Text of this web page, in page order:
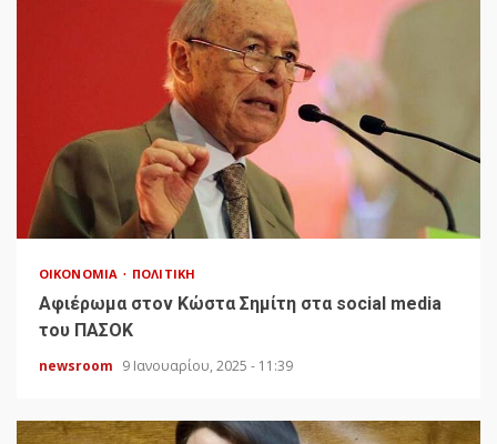
ΟΙΚΟΝΟΜΊΑ ΠΟΛΙΤΙΚΉ
Αφιέρωμα στον Κώστα Σημίτη στα social media
του ΠΑΣΟΚ
newsroom 9 Ιανουαρίου, 2025 - 11:39